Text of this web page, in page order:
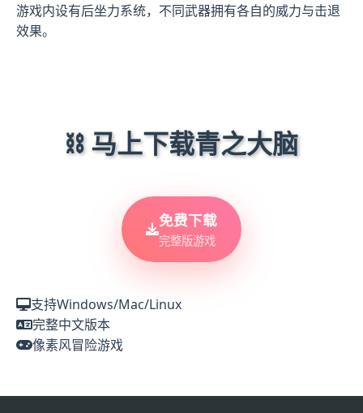
游戏内设有后坐力系统，不同武器拥有各自的威力与击退
效果。
⛓️ 马上下载青之大脑
免费下载
完整版游戏
支持Windows/Mac/Linux
完整中文版本
像素风冒险游戏